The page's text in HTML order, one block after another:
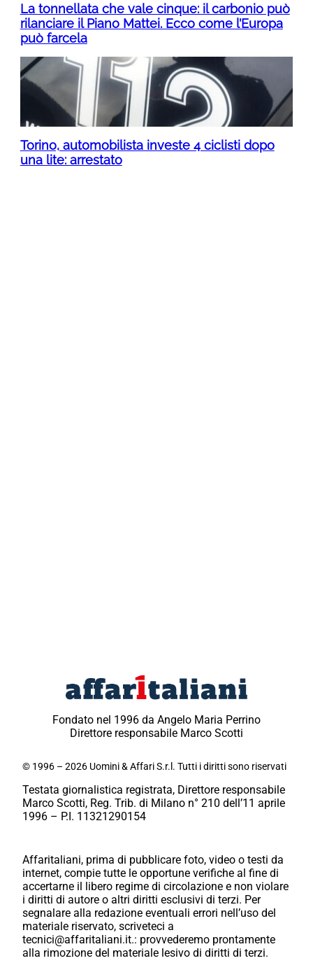
La tonnellata che vale cinque: il carbonio può
rilanciare il Piano Mattei. Ecco come l’Europa
può farcela
Torino, automobilista investe 4 ciclisti dopo
una lite: arrestato
Fondato nel 1996 da Angelo Maria Perrino
Direttore responsabile Marco Scotti
© 1996 – 2026 Uomini & Affari S.r.l. Tutti i diritti sono riservati
Testata giornalistica registrata, Direttore responsabile
Marco Scotti, Reg. Trib. di Milano n° 210 dell’11 aprile
1996 – P.I. 11321290154
Affaritaliani, prima di pubblicare foto, video o testi da
internet, compie tutte le opportune verifiche al fine di
accertarne il libero regime di circolazione e non violare
i diritti di autore o altri diritti esclusivi di terzi. Per
segnalare alla redazione eventuali errori nell’uso del
materiale riservato, scriveteci a
tecnici@affaritaliani.it.: provvederemo prontamente
alla rimozione del materiale lesivo di diritti di terzi.